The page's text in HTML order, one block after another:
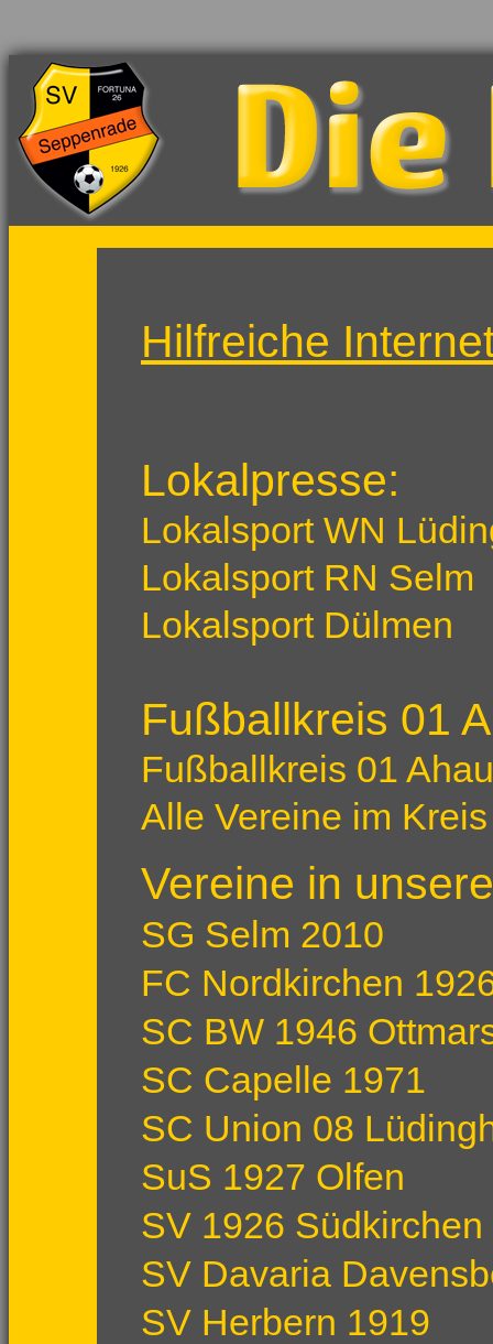
Hilfreiche
Lokalpresse:
Lokalsport WN
Lokalsport RN Selm
Lokalsport Dülmen
Fußballkreis 01
Fußballkreis 01
Alle Vereine im
Vereine in
SG Selm 2010
FC Nordkirchen
SC BW 1946
SC Capelle 1971
SC Union 08
SuS 1927 Olfen
SV 1926 Südkirchen
SV Davaria
SV Herbern 1919